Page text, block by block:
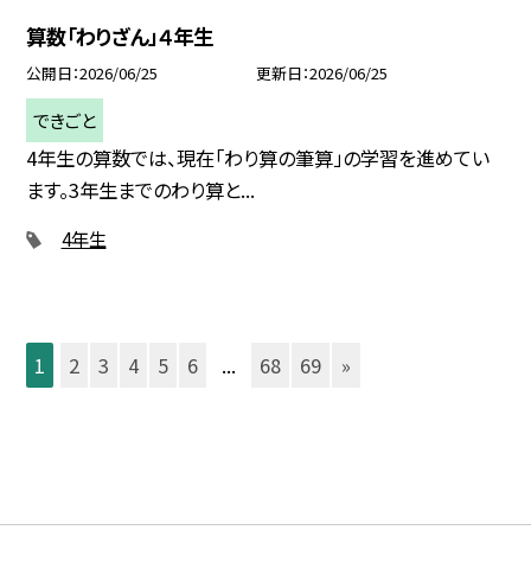
算数「わりざん」４年生
公開日 2026/06/25 更新日 2026/06/25
できごと
4年生の算数では、現在「わり算の筆算」の学習を進めてい
ます。3年生までのわり算と...
4年生
1 2 3 4 5 6 ... 68 69 »